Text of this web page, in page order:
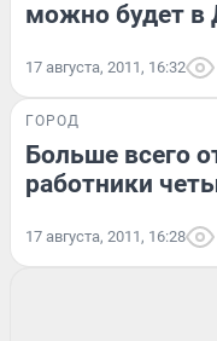
можно будет в
17 августа, 2011, 16:32
ГОРОД
Больше всего
работники
17 августа, 2011, 16:28